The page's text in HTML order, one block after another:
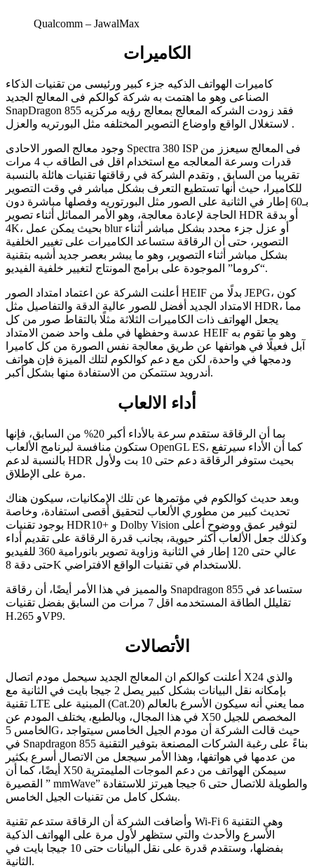
Qualcomm – JawalMax
الكاميرات
كاميرات الهواتف الذكيه جزء كبير ورئيسى من تقنيات الذكاء
الصناعى وهو ما اهتمت به شركة كوالكم فى المعالج الجديد
SnapDragon 855 فقد زودت الشركه المعالج بمعالج رؤيه مركزيه
لاستغلال الواقع واوضاع التصوير المختلفه مثل البورتريه والعزل .
وجود معالج الصور الاحادى Spectra 380 ISP فى المعالج سيعزز من
قدرات وسرعة المعالجه مع استخدام اقل فى الطاقه ب 4 مرات
تقريبا من السابق , وتقدم الشركة في رقاقتها تقنيات هائلة بالنسبة
للكاميرا، حيث أنها تستطيع التعرف بشكل مباشر في وقت التصوير
بـ60 إطار في الثانية على الصور مثل البورتوريه وفصلها مباشرة دون
الحاجة لإعادة معالجة، وهو الأمر المماثل أثناء تصوير HDR أو بدقة
4K، بحيث يمكن عمل blur أو عزل جزء محدد بشكل مباشر أثناء
التصوير، حتى أن الرقاقة ستساعد الكاميرات على تغيير الخلفية
بشكل مباشر أثناء التصوير، وهو ما يبشر بعصر جديد أشبه بتقنية
“كروما” الموجودة على برامج المونتاج لتغيير خلفية الفيديو.
أعلنت الشركة عن اعتماد امتداد الصور HEIF بدلًا من JEPG، كون
الامتداد الجديد أفضل للصور عالية الدقة والتفاصيل مثل HDR، مما
يجعل الهواتف ذات الكاميرات الثلاثة مثلًا بالتقاط صور من كل
عدسة وحفظها في ملف واحد ضمن الامتداد HEIF وهو ما تقوم به
آبل فعيلًا في هواتفها عن طريق معالجة نفس الصورة من كل كاميرا
ودمجها في واحدة، لكن مع دعم كوالكوم لتلك الميزة فإن هواتف
أندرويد ستتمكن من الاستفادة منها بشكل أكبر.
أداء الالعاب
بما أن الرقاقة ستقدم سرعة بالأداء أكبر 20% من السابق، فإنها
ستكون منافسة لبرنامج الألعاب OpenGL ES، كما أن الأداء سيرتفع
بالنسبة لدعم HDR بحيث ستوفر الرقاقة دعم حتى 10 بت ولأول
مرة على الإطلاق.
وبعد حديث كوالكوم في مؤتمرها عن تلك الإمكانيات، سيكون هناك
تحديث كبير من مطوري الألعاب لتحقيق أقصى استفادة، وخاصة
بوجود تقنيات HDR10+ و Dolby Vision لتوفير عمق ووضوح أعلى
وكذلك جعل الألعاب أكثر حيوية، بجانب قدرة الرقاقة على تقديم أداء
عالي حتى 120 إطار في الثانية وزاوية تصوير بانورامية 360 للفيديو
حتى دقة 8K للاستخدام في تقنيات الواقع الافتراضي.
والمميز في هذا الأمر أيضًا، أن رقاقة Snapdragon 855 ستساعد في
تقليلل الطاقة المستخدمه اقل 7 مرات من السابق بفضل تقنيات
H.265 وVP9.
الأتصالات
أعلنت كوالكم ان المعالج الجديد سيحمل مودم اتصال X24 والذي
بإمكانه نقل البيانات بشكل كبير يصل 2 جيجا بايت في الثانية مع
تقنية LTE المبنية على (Cat.20) مما يعني أنه سيكون الأسرع بالعالم
في هذا المجال، وبالطبع، يختلف المودم عن X50 المخصص للجيل
الخامس 5G، حيث قالت الشركة أن مودم الجيل الخامس سيتواجد
في Snapdragon 855 بناءً على رغبة الشركات المصنعة بتوفير التقنية
من عدمها في هواتفها، وهذا الأمر سيجعل من الاتصال أسرع بكثير
أيضًا، كما أن X50 سيمكن الهواتف من دعم الموجات المليمترية
القصيرة ” mmWave” والطويلة للاتصال حتى 6 جيجا هيرتز للاستفادة
بشكل كامل من تقنيات الجيل الخامس.
وأضافت الشركة أن الرقاقة ستدعم تقنية Wi-Fi 6 وهي التقنية
الأسرع والأحدث والتي ستظهر لأول مرة على الهواتف الذكية
بفضلها، وستقدم قدرة على نقل البيانات حتى 10 جيجا بايت في
الثانية.